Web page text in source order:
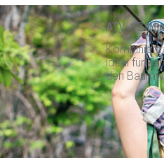
ATV +
ideal für
den